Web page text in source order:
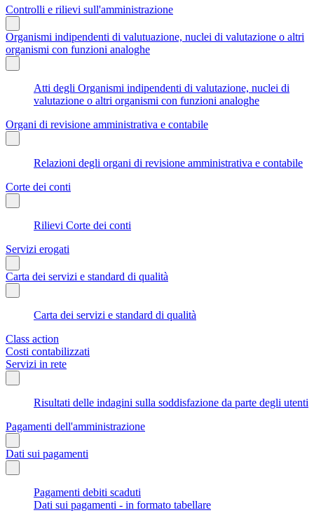
Controlli e rilievi sull'amministrazione
Organismi indipendenti di valutuazione, nuclei di valutazione o altri
organismi con funzioni analoghe
Atti degli Organismi indipendenti di valutazione, nuclei di
valutazione o altri organismi con funzioni analoghe
Organi di revisione amministrativa e contabile
Relazioni degli organi di revisione amministrativa e contabile
Corte dei conti
Rilievi Corte dei conti
Servizi erogati
Carta dei servizi e standard di qualità
Carta dei servizi e standard di qualità
Class action
Costi contabilizzati
Servizi in rete
Risultati delle indagini sulla soddisfazione da parte degli utenti
Pagamenti dell'amministrazione
Dati sui pagamenti
Pagamenti debiti scaduti
Dati sui pagamenti - in formato tabellare